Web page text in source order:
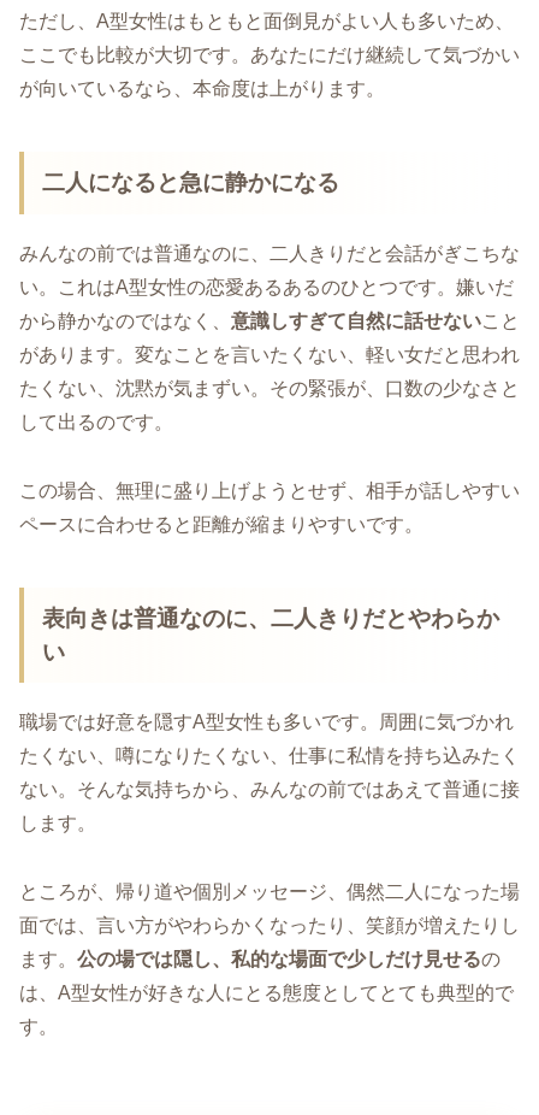
ただし、A型女性はもともと面倒見がよい人も多いため、
ここでも比較が大切です。あなたにだけ継続して気づかい
が向いているなら、本命度は上がります。
二人になると急に静かになる
みんなの前では普通なのに、二人きりだと会話がぎこちな
い。これはA型女性の恋愛あるあるのひとつです。嫌いだ
から静かなのではなく、 意識しすぎて自然に話せないこと
があります。変なことを言いたくない、軽い女だと思われ
たくない、沈黙が気まずい。その緊張が、口数の少なさと
して出るのです。
この場合、無理に盛り上げようとせず、相手が話しやすい
ペースに合わせると距離が縮まりやすいです。
表向きは普通なのに、二人きりだとやわらか
い
職場では好意を隠すA型女性も多いです。周囲に気づかれ
たくない、噂になりたくない、仕事に私情を持ち込みたく
ない。そんな気持ちから、みんなの前ではあえて普通に接
します。
ところが、帰り道や個別メッセージ、偶然二人になった場
面では、言い方がやわらかくなったり、笑顔が増えたりし
ます。 公の場では隠し、私的な場面で少しだけ見せるの
は、A型女性が好きな人にとる態度としてとても典型的で
す。